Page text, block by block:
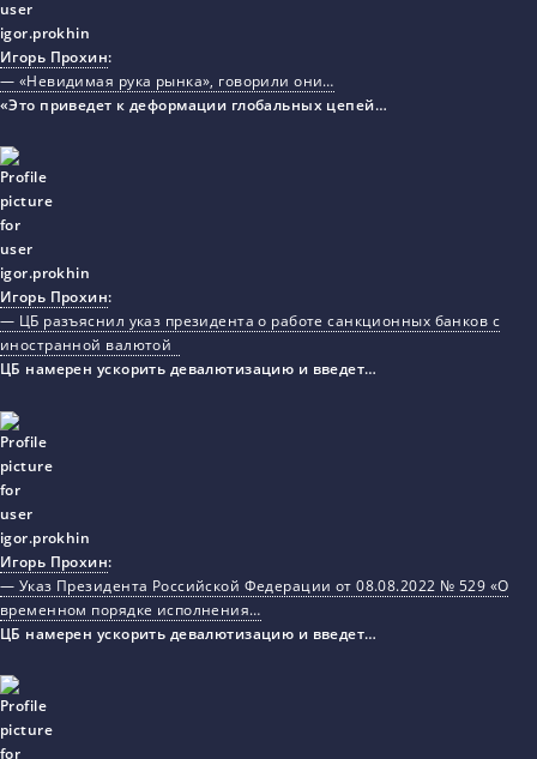
Игорь Прохин:
— «Невидимая рука рынка», говорили они…
«Это приведет к деформации глобальных цепей…
Игорь Прохин:
— ЦБ разъяснил указ президента о работе санкционных банков с
иностранной валютой
ЦБ намерен ускорить девалютизацию и введет…
Игорь Прохин:
— Указ Президента Российской Федерации от 08.08.2022 № 529 «О
временном порядке исполнения…
ЦБ намерен ускорить девалютизацию и введет…